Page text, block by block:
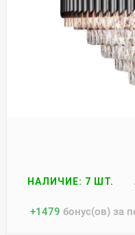
НАЛИЧИЕ: 7 ШТ.
+1479 бонус(ов) за